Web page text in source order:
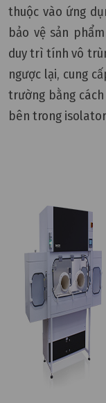
thuộc vào ứng
bảo vệ sản
duy trì tính vô
ngược lại, cung
trường bằng
bên trong